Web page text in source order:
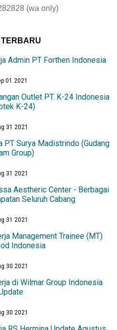
(wa only)
TERBARU
Admin PT Forthen Indonesia
01 2021
Outlet PT. K-24 Indonesia
K-24)
31 2021
PT Surya Madistrindo (Gudang
Group)
31 2021
Aestheric Center - Berbagai
Seluruh Cabang
31 2021
Management Trainee (MT)
Indonesia
30 2021
di Wilmar Group Indonesia
30 2021